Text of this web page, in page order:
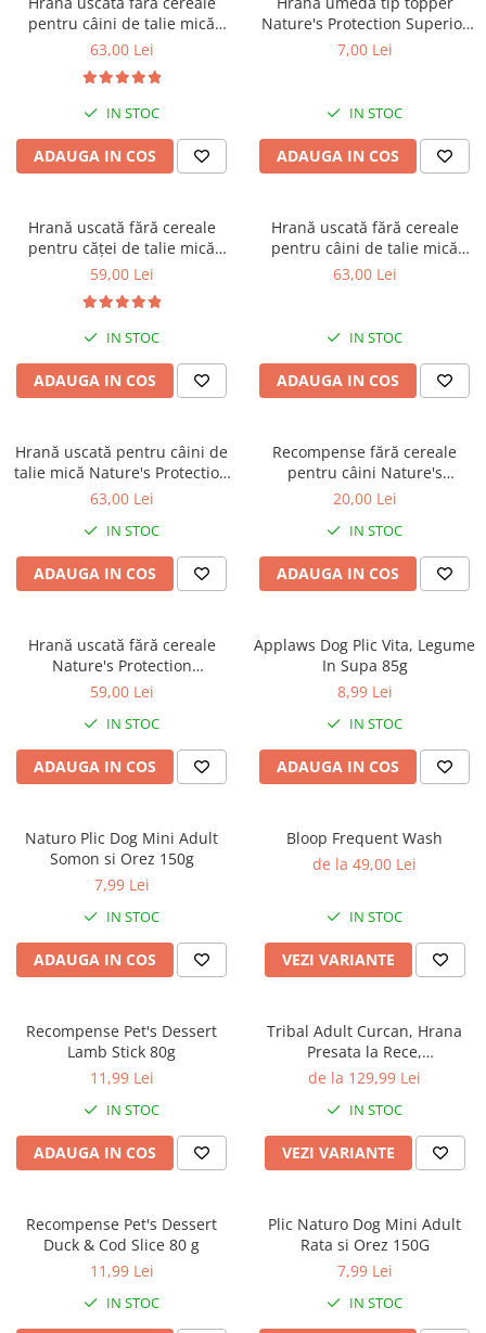
Orijen
Jucarii
Batoane branza Yak
Castroane si Dozatoare
Culcusuri
Custi si Genti de Transport
Diete veterinare
Hainute
Lemne si coarne de cerb sau
Lese, Zgarzi & Hamuri
Perii si Piepteni
Produse Igiena si Ingrijire
Suplimente
pentru câini de talie mică
Nature's Protection Superior
Breeds, Pește Alb, pentru
eliminarea petelor din jurul
63,00 Lei
IN STOC
ADAUGA IN COS
Nature's Protection Superior
Care cu Ton pentru câini
ochilor, 70g
7,00 Lei
IN STOC
ADAUGA IN COS
Hrană uscată fără cereale
pentru căței de talie mică
Nature's Protection Superior
& Mini Breeds, Pește Alb,
pentru eliminarea petelor din
59,00 Lei
IN STOC
ADAUGA IN COS
Hrană uscată fără cereale
pentru câini de talie mică
Nature's Protection Superior
eliminarea petelor din jurul
63,00 Lei
IN STOC
ADAUGA IN COS
Hrană uscată pentru câini de
talie mică Nature's Protection
Superior Care White Dogs
Miel, pentru eliminarea
petelor din jurul ochilor, 1.5
kg
63,00 Lei
IN STOC
ADAUGA IN COS
Recompense fără cereale
pentru câini Nature's
Protection Superior Care
Pește Alb, 150g
20,00 Lei
IN STOC
ADAUGA IN COS
Hrană uscată fără cereale
Nature's Protection
Hypoallergenic Somon, pentru
59,00 Lei
IN STOC
ADAUGA IN COS
Applaws Dog Plic Vita, Legume
In Supa 85g
8,99 Lei
IN STOC
ADAUGA IN COS
Naturo Plic Dog Mini Adult
Somon si Orez 150g
7,99 Lei
IN STOC
ADAUGA IN COS
Bloop Frequent Wash
de la 49,00 Lei
IN STOC
VEZI VARIANTE
Recompense Pet's Dessert
Lamb Stick 80g
11,99 Lei
IN STOC
ADAUGA IN COS
Tribal Adult Curcan, Hrana
Presata la Rece,
Hipoalergenica
de la 129,99 Lei
IN STOC
VEZI VARIANTE
Recompense Pet's Dessert
Duck & Cod Slice 80 g
11,99 Lei
IN STOC
Plic Naturo Dog Mini Adult
Rata si Orez 150G
7,99 Lei
IN STOC